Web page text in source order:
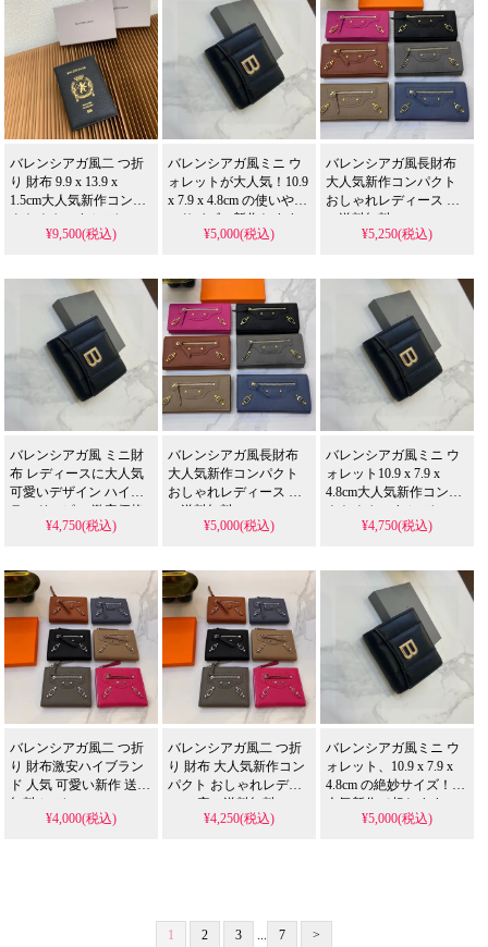
バレンシアガ風二 つ折
り 財布 9.9 x 13.9 x
1.5cm大人気新作コンパ
クト おしゃれレディー
ス 安い送料無料
¥9,500(税込)
バレンシアガ風ミニ ウ
ォレットが大人気！10.9
x 7.9 x 4.8cm の使いやす
いサイズ、新作おすす
めアイテム！お安く手
¥5,000(税込)
バレンシアガ風長財布
大人気新作コンパクト
おしゃれレディース 安
い送料無料
¥5,250(税込)
バレンシアガ風 ミニ財
布 レディースに大人気
可愛いデザイン ハイブ
ランドコピー 激安価格
送料無料¥4,750(税込)
バレンシアガ風長財布
大人気新作コンパクト
おしゃれレディース 安
い送料無料
¥5,000(税込)
バレンシアガ風ミニ ウ
ォレット10.9 x 7.9 x
4.8cm大人気新作コンパ
クト おしゃれレディー
ス 安い送料無料
¥4,750(税込)
バレンシアガ風二 つ折
り 財布激安ハイブラン
ド 人気 可愛い新作 送料
無料 レディース
¥4,000(税込)
バレンシアガ風二 つ折
り 財布 大人気新作コン
パクト おしゃれレディ
ース 安い送料無料
¥4,250(税込)
バレンシアガ風ミニ ウ
ォレット、10.9 x 7.9 x
4.8cm の絶妙サイズ！大
人気新作で超おすす
め、人気急上昇中！お
¥5,000(税込)
1 2 3 7 >